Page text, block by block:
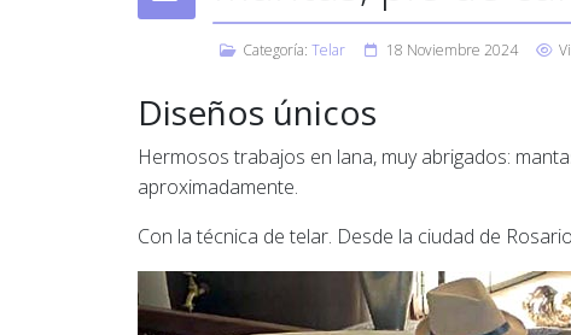
Categoría: Telar 18 Noviembre 2024
Diseños únicos
Hermosos trabajos en lana, muy abrigados:
aproximadamente.
Con la técnica de telar. Desde la ciudad de